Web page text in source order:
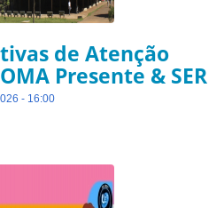
de Atenção
Presente & SER
- 16:00